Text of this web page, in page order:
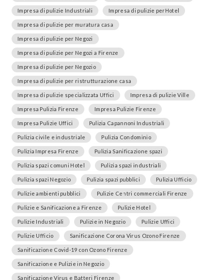
Impresa di pulizie Industriali Impresa di pulizie perHotel
Impresa di pulizie per muratura casa
Impresa di pulizie per Negozi
Impresa di pulizie per Negozi a Firenze
Impresa di pulizie per Negozio
Impresa di pulizie per ristrutturazione casa
Impresa di pulizie specializzata Uffici Impresa di pulizie Ville
Impresa Pulizia Firenze Impresa Pulizie Firenze
Impresa Pulizie Uffici Pulizia Capannoni Industriali
Pulizia civile e industriale Pulizia Condominio
Pulizia Impresa Firenze Pulizia Sanificazione spazi
Pulizia spazi comuni Hotel Pulizia spazi industriali
Pulizia spazi Negozio Pulizia spazi pubblici Pulizia Ufficio
Pulizie ambienti pubblici Pulizie Centri commerciali Firenze
Pulizie e Sanificazione a Firenze Pulizie Hotel
Pulizie Industriali Pulizie in Negozio Pulizie Uffici
Pulizie Ufficio Sanificazione Corona Virus Ozono Firenze
Sanificazione Covid-19 con Ozono Firenze
Sanificazione e Pulizie in Negozio
Sanificazione Virus e Batteri Firenze